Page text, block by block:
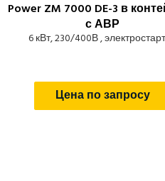
Power ZM 7000 DE-3 в
с АВР
6 кВт, 230/400В ,
Цена по запросу